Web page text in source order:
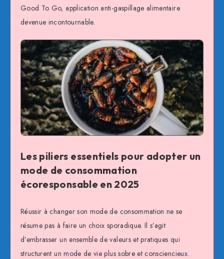
Good To Go, application anti-gaspillage alimentaire
devenue incontournable.
Les piliers essentiels pour adopter un
mode de consommation
écoresponsable en 2025
Réussir à changer son mode de consommation ne se
résume pas à faire un choix sporadique. Il s’agit
d’embrasser un ensemble de valeurs et pratiques qui
structurent un mode de vie plus sobre et consciencieux.